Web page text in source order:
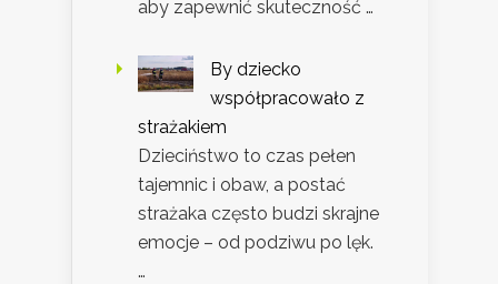
aby zapewnić skuteczność …
By dziecko
współpracowało z
strażakiem
Dzieciństwo to czas pełen
tajemnic i obaw, a postać
strażaka często budzi skrajne
emocje – od podziwu po lęk.
…